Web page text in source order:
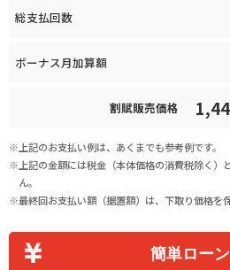
総支払回数
ボーナス月加算額
割賦販売価格
上記のお支払い例は、あくまでも参考例です。
上記の金額には税金（本体価格の消費税除く）
ん。
最終回お支払い額（据置額）は、下取り価格を
簡単ロー